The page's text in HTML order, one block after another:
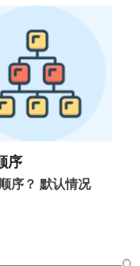
序
序？ 默认情况